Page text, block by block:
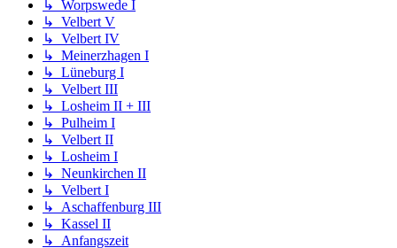
↳ Worpswede I
↳ Velbert V
↳ Velbert IV
↳ Meinerzhagen I
↳ Lüneburg I
↳ Velbert III
↳ Losheim II + III
↳ Pulheim I
↳ Velbert II
↳ Losheim I
↳ Neunkirchen II
↳ Velbert I
↳ Aschaffenburg III
↳ Kassel II
↳ Anfangszeit